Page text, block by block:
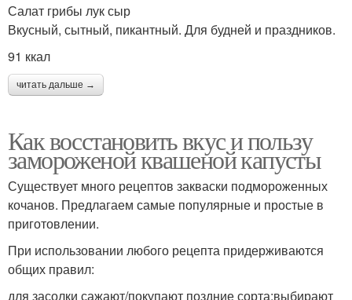
Салат грибы лук сыр
Вкусный, сытный, пикантный. Для будней и праздников.
91 ккал
читать дальше →
Как восстановить вкус и пользу
замороженой квашеной капусты
Существует много рецептов закваски подмороженных
кочанов. Предлагаем самые популярные и простые в
приготовлении.
При использовании любого рецепта придерживаются
общих правил:
для засолки сажают/покупают поздние сорта;выбирают